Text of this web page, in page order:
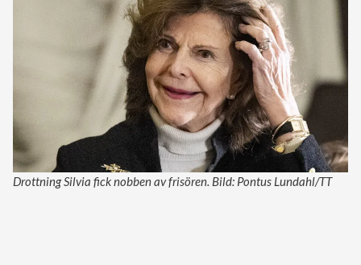
Drottning Silvia fick nobben av frisören. Bild: Pontus Lundahl/TT